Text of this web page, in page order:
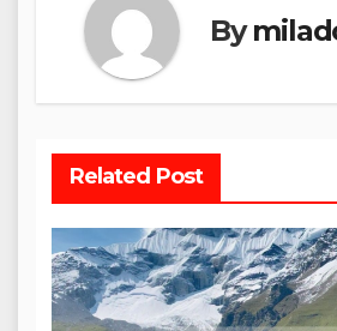
By
Related Post